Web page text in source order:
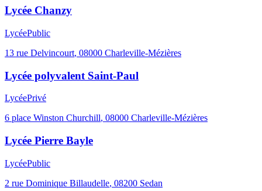
Lycée Chanzy
LycéePublic
13 rue Delvincourt, 08000 Charleville-Mézières
Lycée polyvalent Saint-Paul
LycéePrivé
6 place Winston Churchill, 08000 Charleville-Mézières
Lycée Pierre Bayle
LycéePublic
2 rue Dominique Billaudelle, 08200 Sedan